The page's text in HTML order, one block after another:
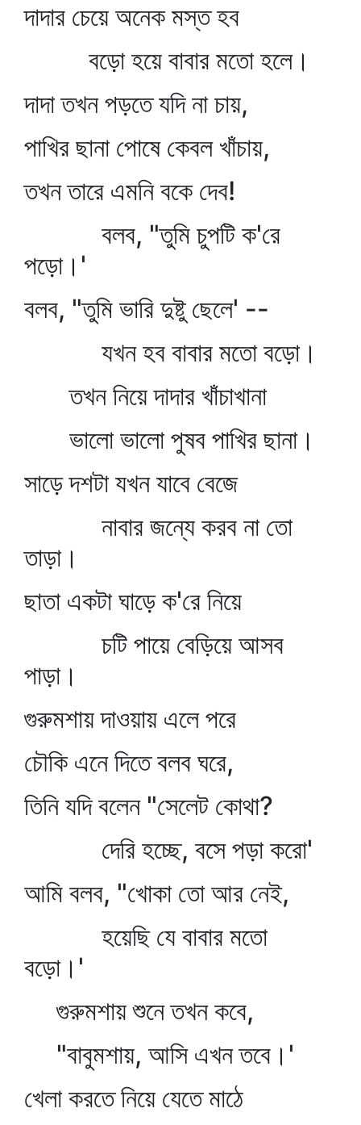
দাদার চেয়ে অনেক মস্ত হব
বড়ো হয়ে বাবার মতো হলে।
দাদা তখন পড়তে যদি না চায়,
পাখির ছানা পোষে কেবল খাঁচায়,
তখন তারে এমনি বকে দেব!
বলব, "তুমি চুপটি ক'রে
পড়ো।'
বলব, "তুমি ভারি দুষ্টু ছেলে' --
যখন হব বাবার মতো বড়ো।
তখন নিয়ে দাদার খাঁচাখানা
ভালো ভালো পুষব পাখির ছানা।
সাড়ে দশটা যখন যাবে বেজে
নাবার জন্যে করব না তো
তাড়া।
ছাতা একটা ঘাড়ে ক'রে নিয়ে
চটি পায়ে বেড়িয়ে আসব
পাড়া।
গুরুমশায় দাওয়ায় এলে পরে
চৌকি এনে দিতে বলব ঘরে,
তিনি যদি বলেন "সেলেট কোথা?
দেরি হচ্ছে, বসে পড়া করো'
আমি বলব, "খোকা তো আর নেই,
হয়েছি যে বাবার মতো
বড়ো।'
গুরুমশায় শুনে তখন কবে,
"বাবুমশায়, আসি এখন তবে।'
খেলা করতে নিয়ে যেতে মাঠে